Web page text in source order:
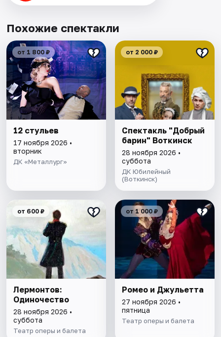
Похожие спектакли
от 1 800 ₽
12 стульев
17 ноября 2026 •
вторник
ДК «Металлург»
от 2 000 ₽
Спектакль "Добрый
барин" Воткинск
28 ноября 2026 •
суббота
ДК Юбилейный
(Воткинск)
от 600 ₽
Лермонтов:
Одиночество
28 ноября 2026 •
суббота
Театр оперы и балета
от 1 000 ₽
Ромео и Джульетта
27 ноября 2026 •
пятница
Театр оперы и балета